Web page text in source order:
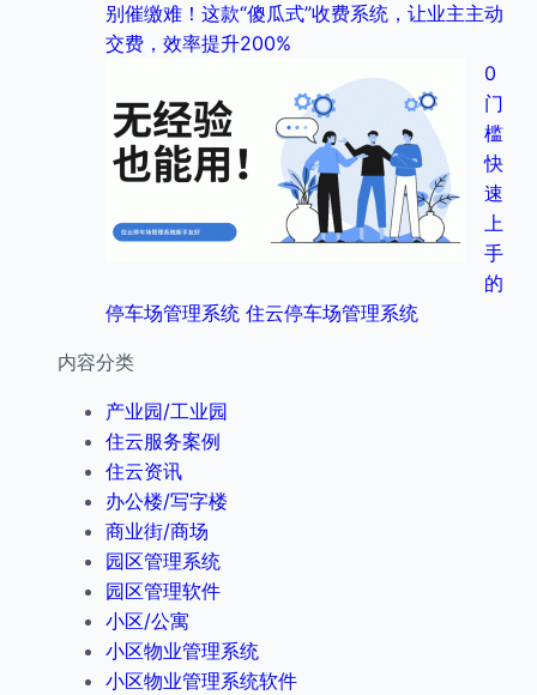
别催缴难！这款“傻瓜式”收费系统，让业主主动
交费，效率提升200%
0
门
槛
快
速
上
手
的
停车场管理系统 住云停车场管理系统
内容分类
产业园/工业园
住云服务案例
住云资讯
办公楼/写字楼
商业街/商场
园区管理系统
园区管理软件
小区/公寓
小区物业管理系统
小区物业管理系统软件